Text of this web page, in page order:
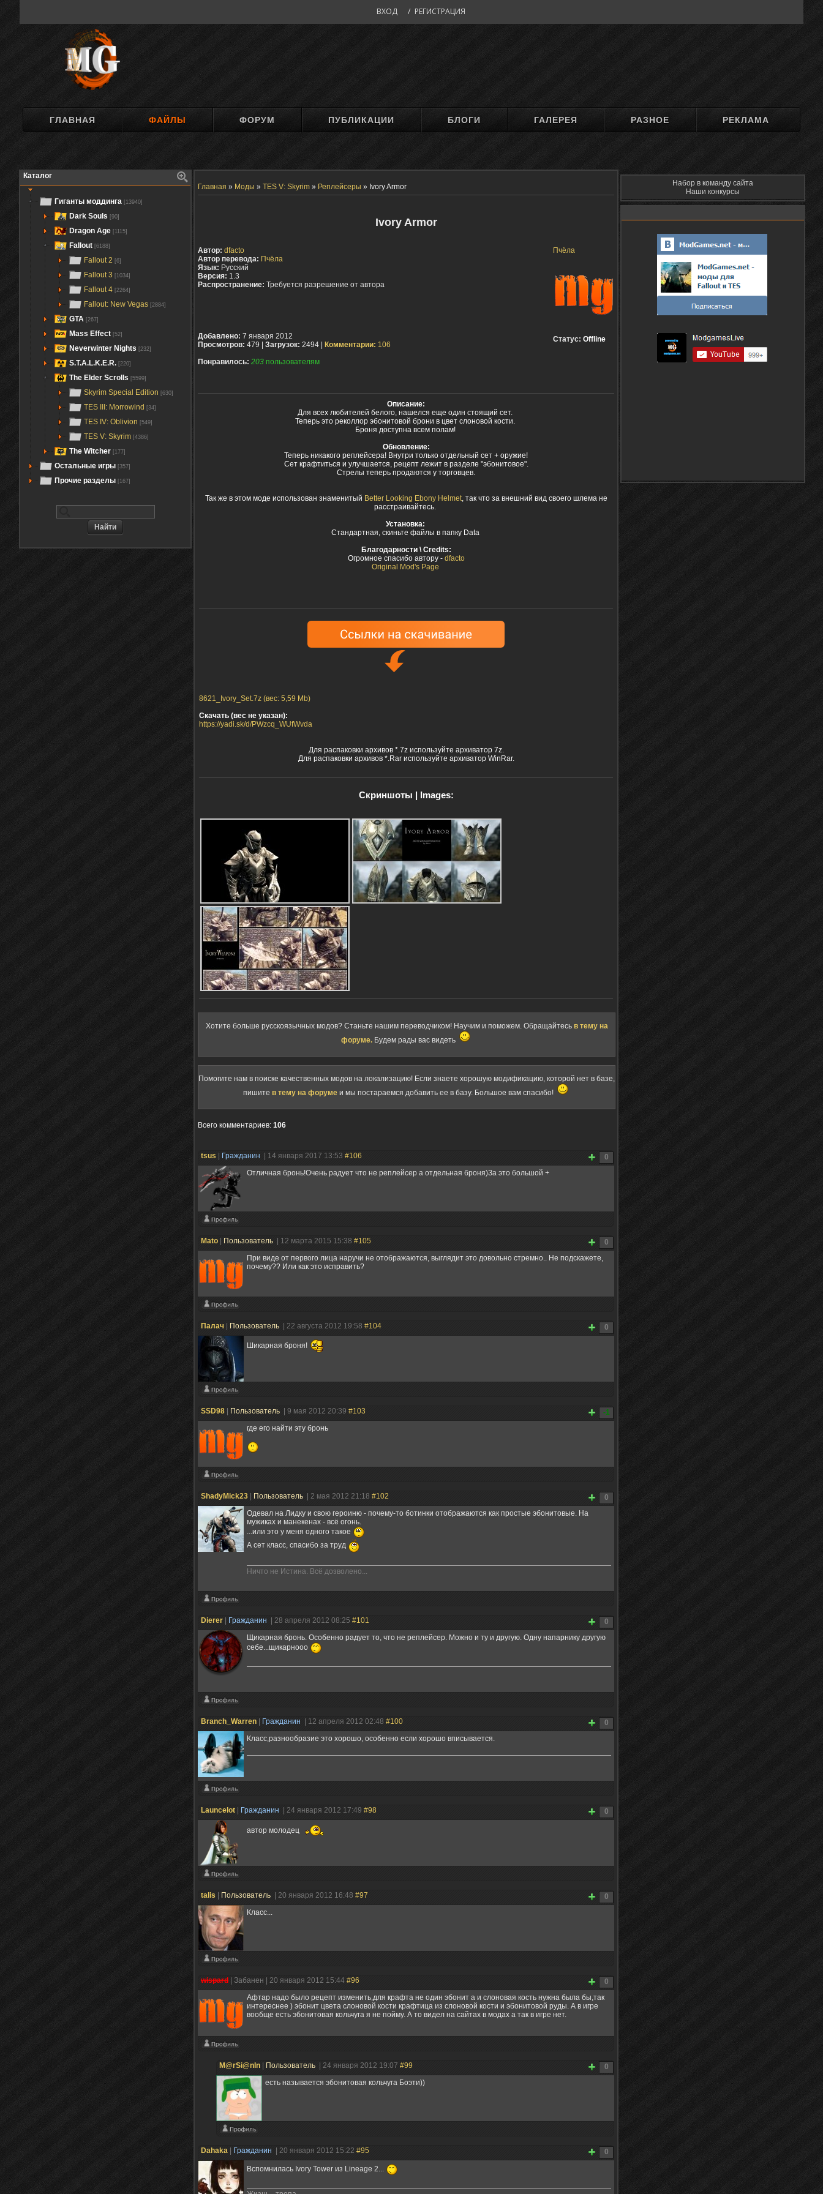
ВХОД / РЕГИСТРАЦИЯ
ГЛАВНАЯ ФАЙЛЫ ФОРУМ ПУБЛИКАЦИИ БЛОГИ ГАЛЕРЕЯ РАЗНОЕ РЕКЛАМА
Каталог
Гиганты моддинга [13940]
Dark Souls [90]
Dragon Age [1115]
Fallout [6188]
Fallout 2 [6]
Fallout 3 [1034]
Fallout 4 [2264]
Fallout: New Vegas [2884]
GTA [267]
Mass Effect [52]
Neverwinter Nights [232]
S.T.A.L.K.E.R. [220]
The Elder Scrolls [5599]
Skyrim Special Edition [630]
TES III: Morrowind [34]
TES IV: Oblivion [549]
TES V: Skyrim [4386]
The Witcher [177]
Остальные игры [357]
Прочие разделы [167]
Главная » Моды » TES V: Skyrim » Реплейсеры » Ivory Armor
Ivory Armor
Пчёла
Статус: Offline
Автор: dfacto
Автор перевода: Пчёла
Язык: Русский
Версия: 1.3
Распространение: Требуется разрешение от автора
Добавлено: 7 января 2012
Просмотров: 479 | Загрузок: 2494 | Комментарии: 106
Понравилось: 203 пользователям
Описание:
Для всех любителей белого, нашелся еще один стоящий сет.
Теперь это реколлор эбонитовой брони в цвет слоновой кости.
Броня доступна всем полам!
Обновление:
Теперь никакого реплейсера! Внутри только отдельный сет + оружие!
Сет крафтиться и улучшается, рецепт лежит в разделе "эбонитовое".
Стрелы теперь продаются у торговцев.
Так же в этом моде использован знаменитый Better Looking Ebony Helmet, так что за внешний вид своего шлема не
расстраивайтесь.
Установка:
Стандартная, скиньте файлы в папку Data
Благодарности \ Credits:
Огромное спасибо автору - dfacto
Original Mod's Page
8621_Ivory_Set.7z (вес: 5,59 Mb)
Скачать (вес не указан):
https://yadi.sk/d/PWzcq_WUfWvda
Для распаковки архивов *.7z используйте архиватор 7z.
Для распаковки архивов *.Rar используйте архиватор WinRar.
Скриншоты | Images:
Хотите больше русскоязычных модов? Станьте нашим переводчиком! Научим и поможем. Обращайтесь в тему на
форуме. Будем рады вас видеть
Помогите нам в поиске качественных модов на локализацию! Если знаете хорошую модификацию, которой нет в базе,
пишите в тему на форуме и мы постараемся добавить ее в базу. Большое вам спасибо!
Всего комментариев: 106
0
tsus Гражданин | 14 января 2017 13:53 #106
Отличная бронь!Очень радует что не реплейсер а отдельная броня)За это большой +
0
Mato Пользователь | 12 марта 2015 15:38 #105
При виде от первого лица наручи не отображаются, выглядит это довольно стремно.. Не подскажете,
почему?? Или как это исправить?
0
Палач Пользователь | 22 августа 2012 19:58 #104
Шикарная броня!
-1
SSD98 Пользователь | 9 мая 2012 20:39 #103
где его найти эту бронь
0
ShadyMick23 Пользователь | 2 мая 2012 21:18 #102
Одевал на Лидку и свою героиню - почему-то ботинки отображаются как простые эбонитовые. На
мужиках и манекенах - всё огонь.
...или это у меня одного такое
А сет класс, спасибо за труд
Ничто не Истина. Всё дозволено...
0
Dierer Гражданин | 28 апреля 2012 08:25 #101
Щикарная бронь. Особенно радует то, что не реплейсер. Можно и ту и другую. Одну напарнику другую
себе...щикарнооо
0
Branch_Warren Гражданин | 12 апреля 2012 02:48 #100
Класс,разнообразие это хорошо, особенно если хорошо вписывается.
0
Launcelot Гражданин | 24 января 2012 17:49 #98
автор молодец
0
talis Пользователь | 20 января 2012 16:48 #97
Класс...
0
wispard Забанен | 20 января 2012 15:44 #96
Афтар надо было рецепт изменить,для крафта не один эбонит а и слоновая кость нужна была бы,так
интереснее ) эбонит цвета слоновой кости крафтица из слоновой кости и эбонитовой руды. А в игре
вообще есть эбонитовая кольчуга я не пойму. А то видел на сайтах в модах а так в игре нет.
0
M@rSi@nIn Пользователь | 24 января 2012 19:07 #99
есть называется эбонитовая кольчуга Боэти))
0
Dahaka Гражданин | 20 января 2012 15:22 #95
Вспомнилась Ivory Tower из Lineage 2...
Набор в команду сайта
Наши конкурсы